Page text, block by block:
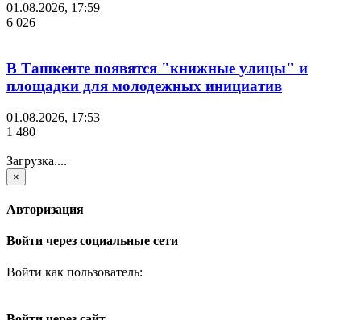
01.08.2026, 17:59
6 026
В Ташкенте появятся "книжные улицы" и
площадки для молодежных инициатив
01.08.2026, 17:53
1 480
Загрузка....
×
Авторизация
Войти через социальные сети
Войти как пользователь: